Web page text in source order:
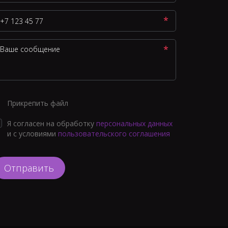
*
*
Прикрепить файл
Я согласен на обработку персональных данных
и с условиями пользовательского соглашения
Отправить